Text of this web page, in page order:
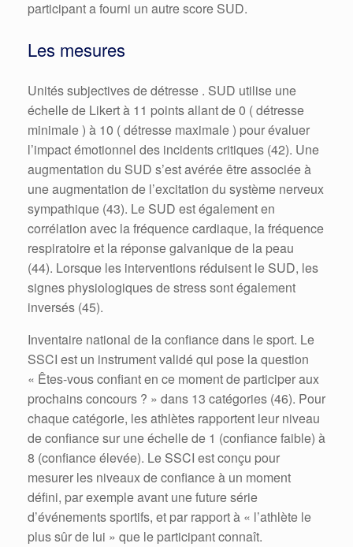
participant a fourni un autre score SUD.
Les mesures
Unités subjectives de détresse . SUD utilise une
échelle de Likert à 11 points allant de 0 ( détresse
minimale ) à 10 ( détresse maximale ) pour évaluer
l’impact émotionnel des incidents critiques (42). Une
augmentation du SUD s’est avérée être associée à
une augmentation de l’excitation du système nerveux
sympathique (43). Le SUD est également en
corrélation avec la fréquence cardiaque, la fréquence
respiratoire et la réponse galvanique de la peau
(44). Lorsque les interventions réduisent le SUD, les
signes physiologiques de stress sont également
inversés (45).
Inventaire national de la confiance dans le sport. Le
SSCI est un instrument validé qui pose la question
« Êtes-vous confiant en ce moment de participer aux
prochains concours ? » dans 13 catégories (46). Pour
chaque catégorie, les athlètes rapportent leur niveau
de confiance sur une échelle de 1 (confiance faible) à
8 (confiance élevée). Le SSCI est conçu pour
mesurer les niveaux de confiance à un moment
défini, par exemple avant une future série
d’événements sportifs, et par rapport à « l’athlète le
plus sûr de lui » que le participant connaît.